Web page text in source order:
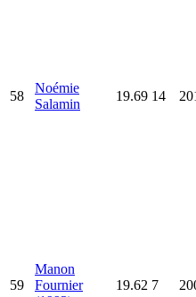
58
Noémie
Salamin
19.69 14
59
Manon
Fournier
19.62 7